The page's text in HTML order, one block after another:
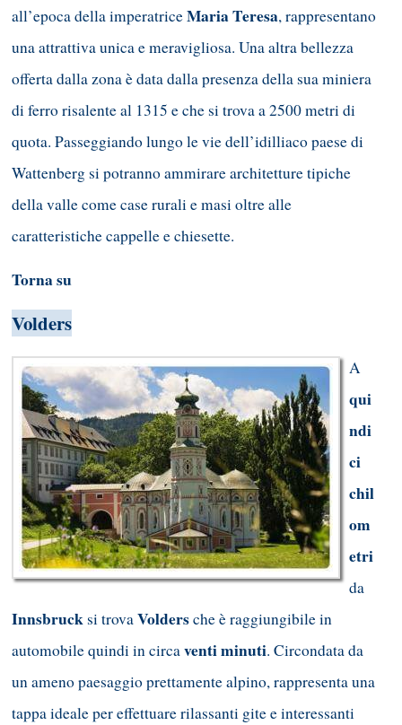
all’epoca della imperatriceMaria Teresa, rappresentano
una attrattiva unica e meravigliosa. Una altra bellezza
offerta dalla zona è data dalla presenza della sua miniera
di ferro risalente al 1315 e che si trova a 2500 metri di
quota. Passeggiando lungo le vie dell’idilliaco paese di
Wattenberg si potranno ammirare architetture tipiche
della valle come case rurali e masi oltre alle
caratteristiche cappelle e chiesette.
Torna su
Volders
A
qui
ndi
ci
chil
om
etri
da
Innsbrucksi trovaVoldersche è raggiungibile in
automobile quindi in circaventi minuti. Circondata da
un ameno paesaggio prettamente alpino, rappresenta una
tappa ideale per effettuare rilassanti gite e interessanti